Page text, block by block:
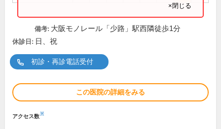
×閉じる
備考: 大阪モノレール「少路」駅西隣徒歩1分
休診日: 日、祝
初診・再診電話受付
この医院の詳細をみる
アクセス数※